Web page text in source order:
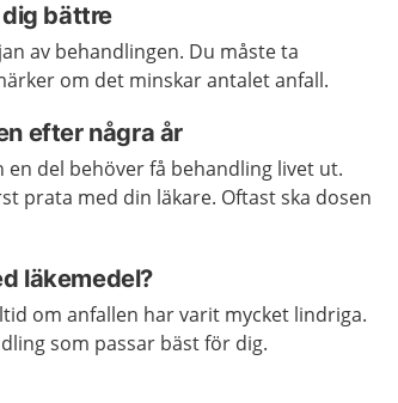
bättre
av behandlingen. Du måste ta
om det minskar antalet anfall.
efter några år
del behöver få behandling livet ut.
prata med din läkare. Oftast ska dosen
läkemedel?
om anfallen har varit mycket lindriga.
som passar bäst för dig.